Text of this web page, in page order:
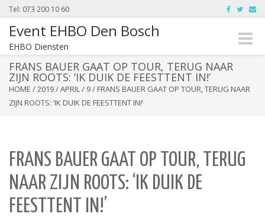
Tel: 073 200 10 60
Event EHBO Den Bosch
EHBO Diensten
Toggle
FRANS BAUER GAAT OP TOUR, TERUG NAAR
ZIJN ROOTS: ‘IK DUIK DE FEESTTENT IN!’
HOME /2019/APRIL/ 9/ FRANS BAUER GAAT OP TOUR, TERUG NAAR
ZIJN ROOTS: ‘IK DUIK DE FEESTTENT IN!’
FRANS BAUER GAAT OP TOUR, TERUG
NAAR ZIJN ROOTS: ‘IK DUIK DE
FEESTTENT IN!’